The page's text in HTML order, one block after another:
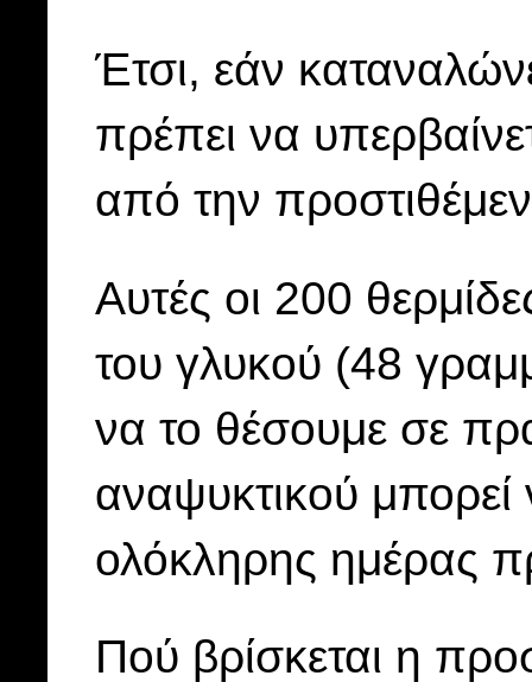
Έτσι, εάν
πρέπει να
από την
Αυτές οι 200
του γλυκού (48
να το θέσουμε σε
αναψυκτικού μπορεί
ολόκληρης ημέρας
Πού βρίσκεται η